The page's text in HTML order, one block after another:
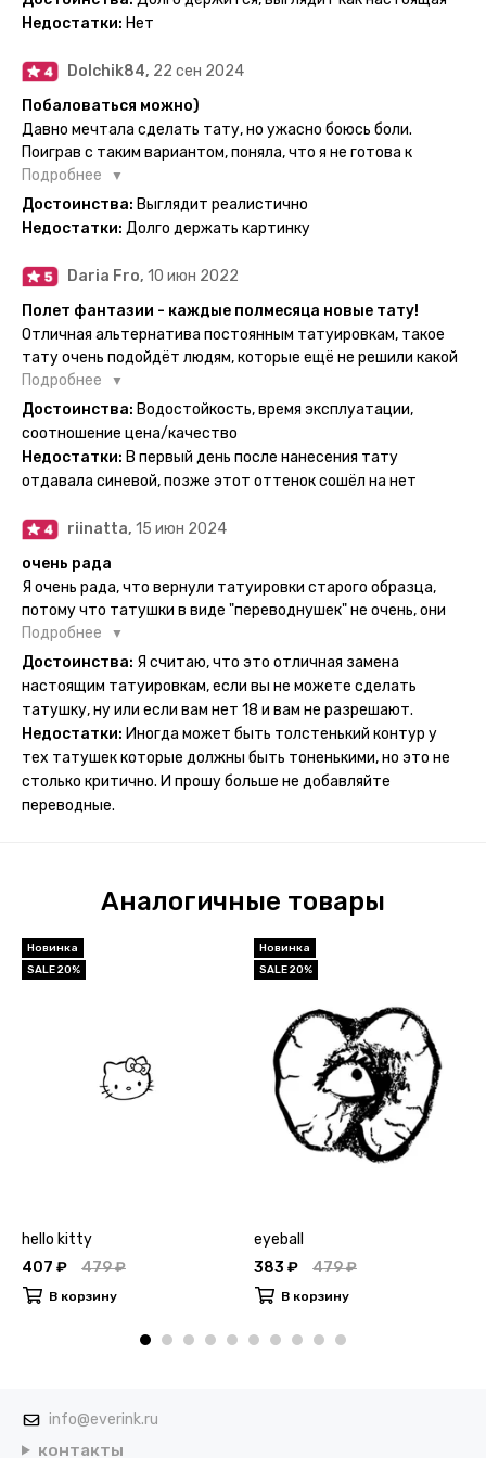
рекомендую, буду заказывать ещё))
временные татуировки и в случае если одна не понравится
больше ничего и не нужно.
Недостатки: Нет
Dolchik84, 22 сен 2024
Побаловаться можно)
Давно мечтала сделать тату, но ужасно боюсь боли.
Поиграв с таким вариантом, поняла, что я не готова к
постоянной тату. Поэтому благодарю, что есть такая
возможность. Муж смог сделать тату в нескольких местах
одной картинкой).
Подробнее
Достоинства: Выглядит реалистично
Недостатки: Долго держать картинку
Daria Fro, 10 июн 2022
Полет фантазии - каждые полмесяца новые тату!
Отличная альтернатива постоянным татуировкам, такое
тату очень подойдёт людям, которые ещё не решили какой
эскиз им подойдёт на всю жизнь - продукт еверинк
держится на теле до 2 недель - после нанесения не нужно
бояться мочить такие тату, вода их так просто не смоет. К
рисункам прикладывается инструкция, но я предпочла
другой способ нанесения - оставила наклейку на теле на
ночь, чтобы точно перестраховаться - на утро эффект
сразу же проявился. На неподвижных частях тела тату
носится дольше, поэтому нужно обдуманно выбирать куда
её стоит наносить. Когда рисунок начнёт стираться -
водой спокойно можно убрать оставшийся контур.
Подробнее
Достоинства: Водостойкость, время эксплуатации,
соотношение цена/качество
Недостатки: В первый день после нанесения тату
отдавала синевой, позже этот оттенок сошёл на нет
riinatta, 15 июн 2024
очень рада
Я очень рада, что вернули татуировки старого образца,
потому что татушки в виде "переводнушек" не очень, они
просто не "усиживались", не те темнели, а после душа
вообще слазили, вот недавно сделала фризби дог и он
через сутки проявился и все ещё держится!! ну а 4 звезды
потому что у меня ещё очень много переводных
татуировок(
Подробнее
Достоинства: Я считаю, что это отличная замена
настоящим татуировкам, если вы не можете сделать
татушку, ну или если вам нет 18 и вам не разрешают.
Недостатки: Иногда может быть толстенький контур у
тех татушек которые должны быть тоненькими, но это не
столько критично. И прошу больше не добавляйте
переводные.
Аналогичные товары
Новинка
SALE 20%
hello kitty
407 ₽
479 ₽
В корзину
Новинка
SALE 20%
eyeball
383 ₽
479 ₽
В корзину
info@everink.ru
контакты